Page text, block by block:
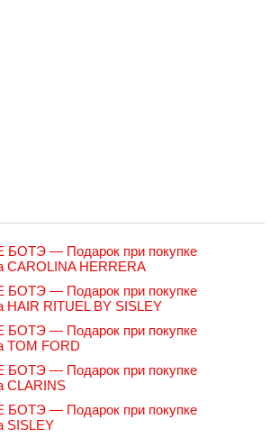
БОТЭ — Подарок при покупке
CAROLINA HERRERA
БОТЭ — Подарок при покупке
HAIR RITUEL BY SISLEY
БОТЭ — Подарок при покупке
TOM FORD
БОТЭ — Подарок при покупке
CLARINS
БОТЭ — Подарок при покупке
SISLEY